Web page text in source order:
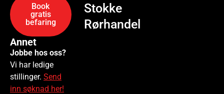
Book
gratis
befaring
Annet
Jobbe hos oss?
Vi har ledige
stillinger. Send
inn søknad her!
Stokke
Rørhandel